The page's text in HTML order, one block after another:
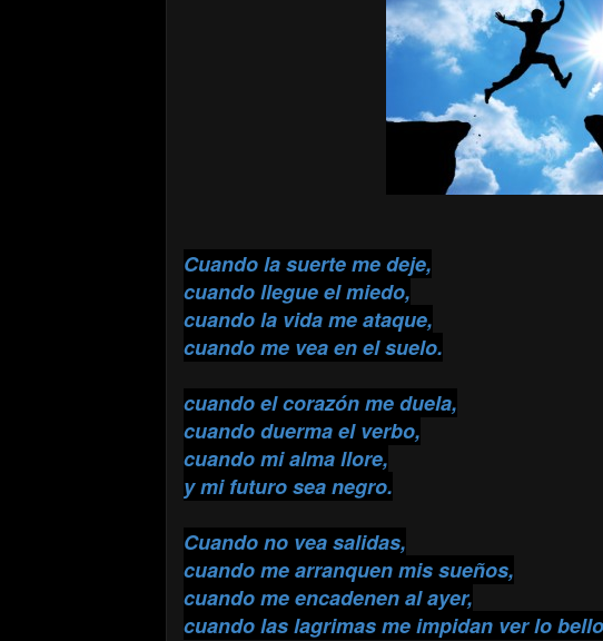
Cuando la suerte me deje,
cuando llegue el miedo,
cuando la vida me ataque,
cuando me vea en el suelo.
cuando el corazón me duela,
cuando duerma el verbo,
cuando mi alma llore,
y mi futuro sea negro.
Cuando no vea salidas,
cuando me arranquen mis sueños,
cuando me encadenen al ayer,
cuando las lagrimas me impidan ver lo